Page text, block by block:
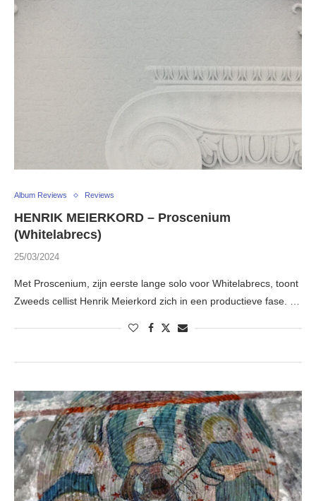
Album Reviews Reviews
HENRIK MEIERKORD – Proscenium
(Whitelabrecs)
25/03/2024
Met Proscenium, zijn eerste lange solo voor Whitelabrecs, toont
Zweeds cellist Henrik Meierkord zich in een productieve fase. …